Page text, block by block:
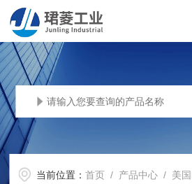
当前位置：首页 / 产品中心 / 美